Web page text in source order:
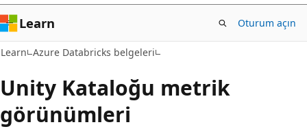
Learn Oturum açın
Learn Azure Databricks belgeleri
Unity Kataloğu metrik
görünümleri